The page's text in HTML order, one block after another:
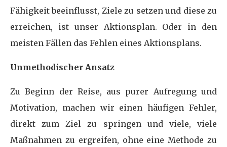
Fähigkeit beeinflusst, Ziele zu setzen und diese zu
erreichen, ist unser Aktionsplan. Oder in den
meisten Fällen das Fehlen eines Aktionsplans.
Unmethodischer Ansatz
Zu Beginn der Reise, aus purer Aufregung und
Motivation, machen wir einen häufigen Fehler,
direkt zum Ziel zu springen und viele, viele
Maßnahmen zu ergreifen, ohne eine Methode zu